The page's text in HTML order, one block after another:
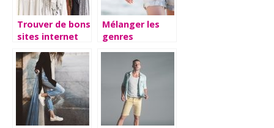
Trouver de bons
sites internet
ses vêtements.
Mélanger les
genres
parlant.